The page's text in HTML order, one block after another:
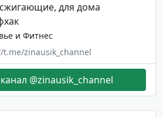
для дома
и Фитнес
zinausik_channel
@zinausik_channel